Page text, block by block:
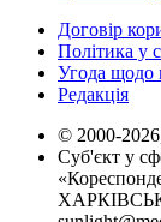
Договір
Політика у
Угода щодо
Редакція
© 2000-
Суб'єкт у